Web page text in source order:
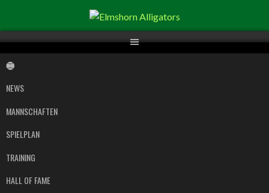
Inhalt
NEWS
MANNSCHAFTEN
SPIELPLAN
TRAINING
HALL OF FAME